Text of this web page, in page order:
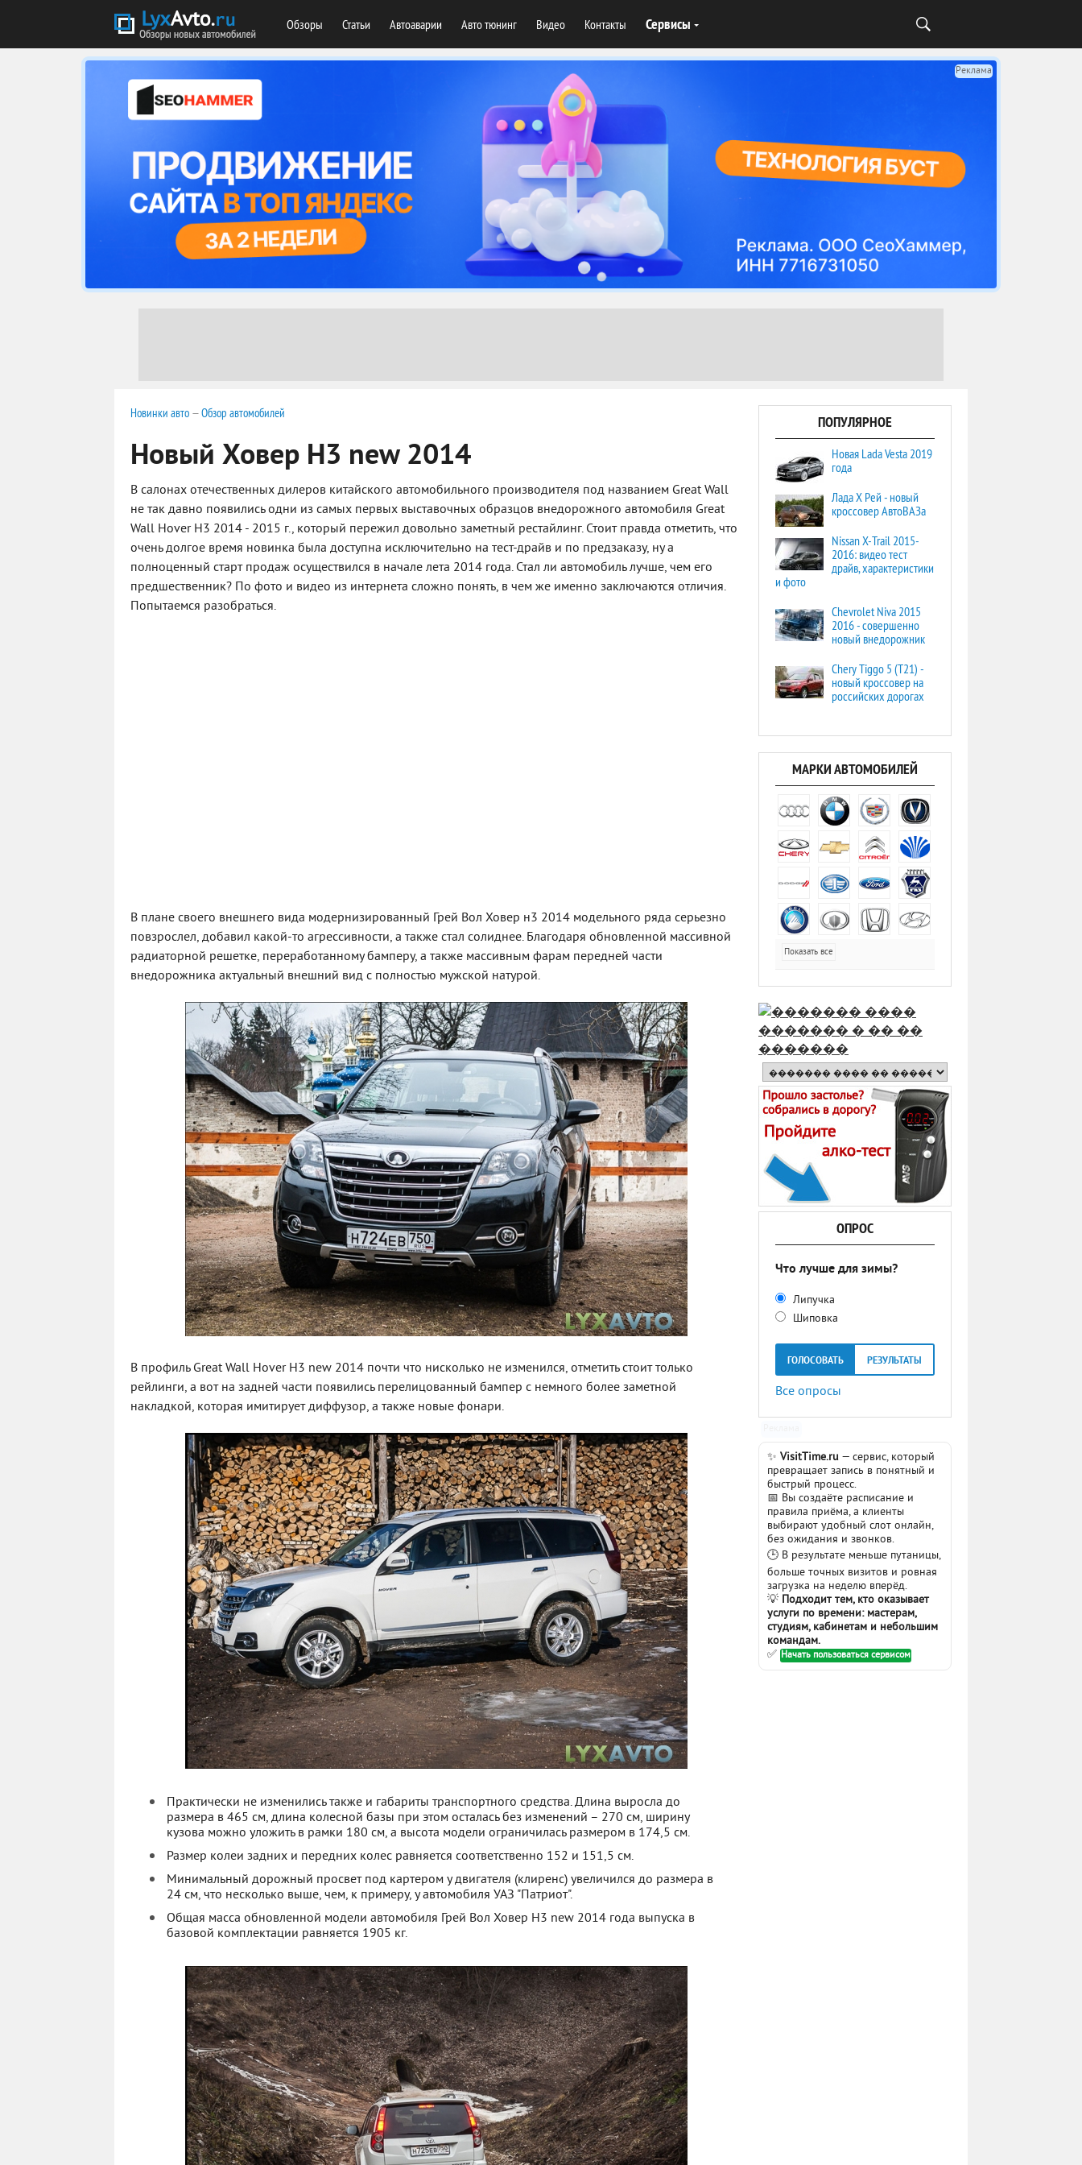
Обзоры Статьи Автоаварии Авто тюнинг Видео Контакты Сервисы
Реклама
Новинки авто —Обзор автомобилей
Новый Ховер Н3 new 2014
В салонах отечественных дилеров китайского автомобильного производителя под названием Great Wall
не так давно появились одни из самых первых выставочных образцов внедорожного автомобиля Great
Wall Hover H3 2014 - 2015 г., который пережил довольно заметный рестайлинг. Стоит правда отметить, что
очень долгое время новинка была доступна исключительно на тест-драйв и по предзаказу, ну а
полноценный старт продаж осуществился в начале лета 2014 года. Стал ли автомобиль лучше, чем его
предшественник? По фото и видео из интернета сложно понять, в чем же именно заключаются отличия.
Попытаемся разобраться.
В плане своего внешнего вида модернизированный Грей Вол Ховер н3 2014 модельного ряда серьезно
повзрослел, добавил какой-то агрессивности, а также стал солиднее. Благодаря обновленной массивной
радиаторной решетке, переработанному бамперу, а также массивным фарам передней части
внедорожника актуальный внешний вид с полностью мужской натурой.
В профиль Great Wall Hover H3 new 2014 почти что нисколько не изменился, отметить стоит только
рейлинги, а вот на задней части появились перелицованный бампер с немного более заметной
накладкой, которая имитирует диффузор, а также новые фонари.
Практически не изменились также и габариты транспортного средства. Длина выросла до
размера в 465 см, длина колесной базы при этом осталась без изменений – 270 см, ширину
кузова можно уложить в рамки 180 см, а высота модели ограничилась размером в 174,5 см.
Размер колеи задних и передних колес равняется соответственно 152 и 151,5 см.
Минимальный дорожный просвет под картером у двигателя (клиренс) увеличился до размера в
24 см, что несколько выше, чем, к примеру, у автомобиля УАЗ "Патриот".
Общая масса обновленной модели автомобиля Грей Вол Ховер Н3 new 2014 года выпуска в
базовой комплектации равняется 1905 кг.
ПОПУЛЯРНОЕ
Новая Lada Vesta 2019
года
Лада Х Рей - новый
кроссовер АвтоВАЗа
Nissan X-Trail 2015-
2016: видео тест
драйв, характеристики
и фото
Chevrolet Niva 2015
2016 - совершенно
новый внедорожник
Chery Tiggo 5 (T21) -
новый кроссовер на
российских дорогах
МАРКИ АВТОМОБИЛЕЙ
Показать все
ОПРОС
Что лучше для зимы?
Липучка
Шиповка
ГОЛОСОВАТЬ РЕЗУЛЬТАТЫ
Все опросы
✨ VisitTime.ru — сервис, который
превращает запись в понятный и
быстрый процесс.
📅 Вы создаёте расписание и
правила приёма, а клиенты
выбирают удобный слот онлайн,
без ожидания и звонков.
🕒 В результате меньше путаницы,
больше точных визитов и ровная
загрузка на неделю вперёд.
💡 Подходит тем, кто оказывает
услуги по времени: мастерам,
студиям, кабинетам и небольшим
командам.
✅ Начать пользоваться сервисом